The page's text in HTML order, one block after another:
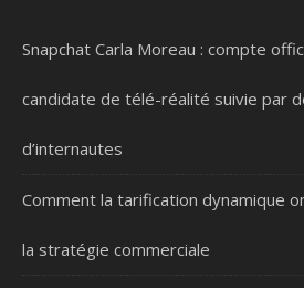
Snapchat Carla Moreau : compte
candidate de télé-réalité suivie par
d’internautes
Comment la tarification dynamique
la stratégie commerciale